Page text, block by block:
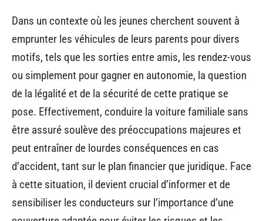
Dans un contexte où les jeunes cherchent souvent à
emprunter les véhicules de leurs parents pour divers
motifs, tels que les sorties entre amis, les rendez-vous
ou simplement pour gagner en autonomie, la question
de la légalité et de la sécurité de cette pratique se
pose. Effectivement, conduire la voiture familiale sans
être assuré soulève des préoccupations majeures et
peut entraîner de lourdes conséquences en cas
d’accident, tant sur le plan financier que juridique. Face
à cette situation, il devient crucial d’informer et de
sensibiliser les conducteurs sur l’importance d’une